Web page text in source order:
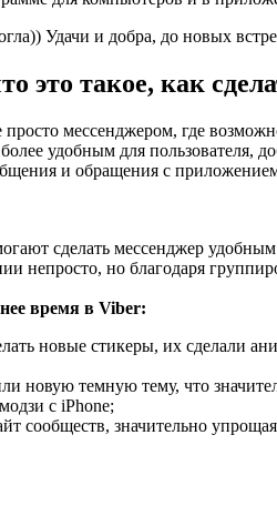
Удачи и добра, до новых
это такое, как
мессенджером, где
удобным для
и обращения с
сделать мессенджер
непросто, но благодаря
время в Viber:
новые стикеры, их сделали
новую темную тему, что
с iPhone;
сообществ, значительно